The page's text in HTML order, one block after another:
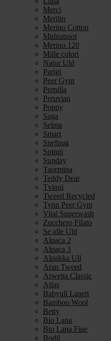
Merci
Merilin
Merino Cotton
Midnatssol
Merino 120
Mille colori
Natur Uld
Parigi
Peer Gynt
Pernilla
Peruvian
Poppy
Saga
Selma
Smart
Snefnug
Spinni
Sunday
Taormina
Teddy Dear
Tvinni
Tweed Recycled
Tynn Peer Gynt
Vital Superwash
Zucchero Filato
Se alle Uld
Alpaca 2
Alpaca 3
Alpakka Ull
Aran Tweed
Arwetta Classic
Atlas
Babyull Lanett
Bamboo Wool
Betty
Bio Lana
Bio Lana Fine
Bodil